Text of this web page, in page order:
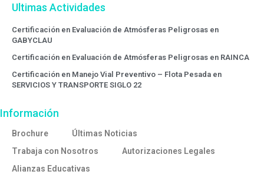
Ultimas Actividades
Certificación en Evaluación de Atmósferas Peligrosas en
GABYCLAU
Certificación en Evaluación de Atmósferas Peligrosas en RAINCA
Certificación en Manejo Vial Preventivo – Flota Pesada en
SERVICIOS Y TRANSPORTE SIGLO 22
Información
Brochure
Últimas Noticias
Trabaja con Nosotros
Autorizaciones Legales
Alianzas Educativas